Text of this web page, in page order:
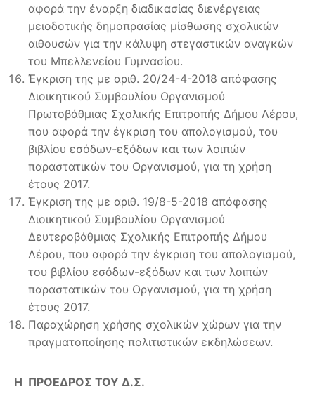
αφορά την έναρξη διαδικασίας διενέργειας
μειοδοτικής δημοπρασίας μίσθωσης σχολικών
αιθουσών για την κάλυψη στεγαστικών αναγκών
του Μπελλενείου Γυμνασίου.
Έγκριση της με αριθ. 20/24-4-2018 απόφασης
Διοικητικού Συμβουλίου Οργανισμού
Πρωτοβάθμιας Σχολικής Επιτροπής Δήμου Λέρου,
που αφορά την έγκριση του απολογισμού, του
βιβλίου εσόδων-εξόδων και των λοιπών
παραστατικών του Οργανισμού, για τη χρήση
έτους 2017.
Έγκριση της με αριθ. 19/8-5-2018 απόφασης
Διοικητικού Συμβουλίου Οργανισμού
Δευτεροβάθμιας Σχολικής Επιτροπής Δήμου
Λέρου, που αφορά την έγκριση του απολογισμού,
του βιβλίου εσόδων-εξόδων και των λοιπών
παραστατικών του Οργανισμού, για τη χρήση
έτους 2017.
Παραχώρηση χρήσης σχολικών χώρων για την
πραγματοποίησης πολιτιστικών εκδηλώσεων.
Η ΠΡΟΕΔΡΟΣ ΤΟΥ Δ.Σ.